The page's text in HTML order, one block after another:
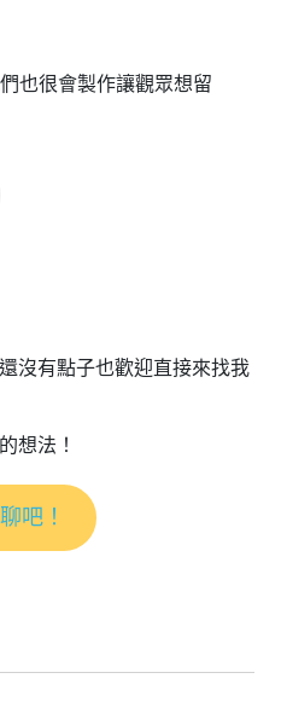
也很會製作讓觀眾想留
沒有點子也歡迎直接來找我
想法！
吧！